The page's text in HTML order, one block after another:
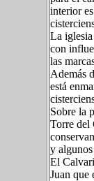
interior
La
con
las
Además
está
Sobre la
Torre del
y
El
Juan que